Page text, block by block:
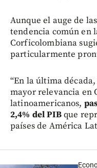
Aunque el auge de
tendencia común en
Corficolombiana
particularmente
“En la última
mayor relevancia en
latinoamericanos,
2,4% del PIBque
países de América